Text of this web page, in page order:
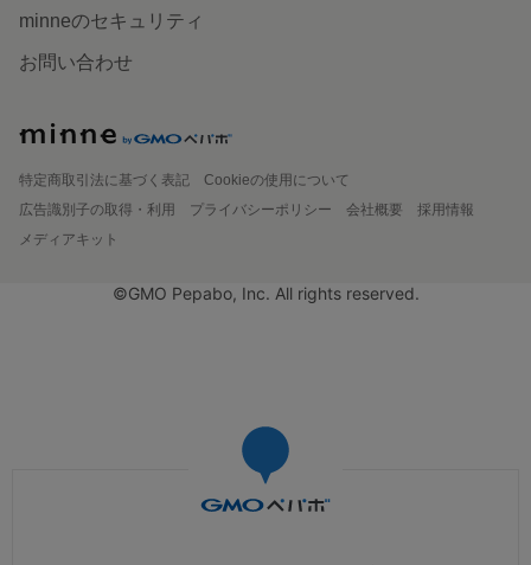
minneのセキュリティ
お問い合わせ
特定商取引法に基づく表記
Cookieの使用について
広告識別子の取得・利用
プライバシーポリシー 会社概要
採用情報
メディアキット
©GMO Pepabo, Inc. All rights reserved.